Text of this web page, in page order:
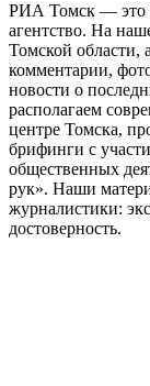
РИА Томск — это
агентство. На
Томской области,
комментарии,
новости о
располагаем
центре Томска,
брифинги с
общественных
рук». Наши
журналистики:
достоверность.